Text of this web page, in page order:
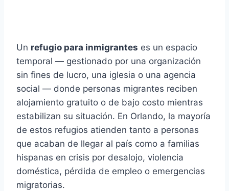
Un refugio para inmigrantes es un espacio
temporal — gestionado por una organización
sin fines de lucro, una iglesia o una agencia
social — donde personas migrantes reciben
alojamiento gratuito o de bajo costo mientras
estabilizan su situación. En Orlando, la mayoría
de estos refugios atienden tanto a personas
que acaban de llegar al país como a familias
hispanas en crisis por desalojo, violencia
doméstica, pérdida de empleo o emergencias
migratorias.